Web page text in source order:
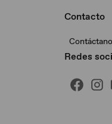
Contacto
Redes